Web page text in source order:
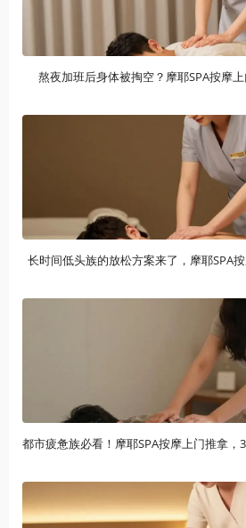
熬夜加班后身体被掏空？摩耶SPA按摩
长时间低头族的放松方案来了，摩耶SPA